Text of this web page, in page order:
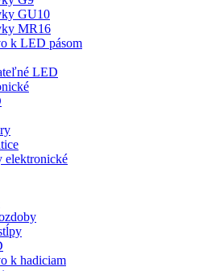
GU10
MR16
k LED pásom
LED
elektronické
k hadiciam